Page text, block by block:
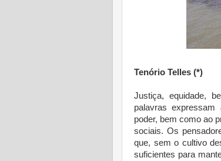
Tenório Telles (*)
Justiça, equidade,
palavras
poder, bem como ao
sociais. Os
que, sem o cultivo
suficientes para